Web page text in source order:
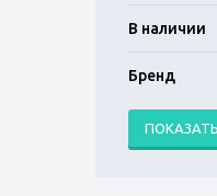
В наличии
Бренд